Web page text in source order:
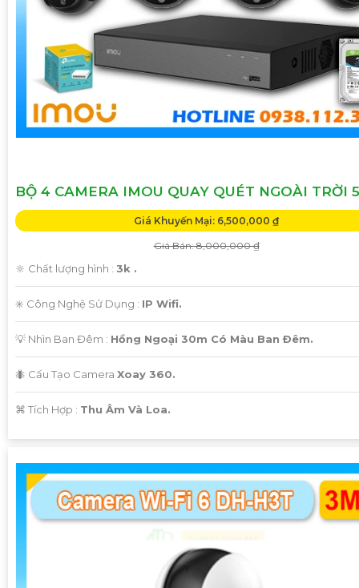
BỘ 4 CAMERA IMOU QUAY QUÉT NGOÀI TRỜI
Giá Khuyến Mại: 6,500,000 ₫
Giá Bán: 8,000,000 ₫
🔆 Chất lượng hình : 3k .
✳️ Công Nghệ Sử Dụng : IP Wifi.
💡 Nhìn Ban Đêm : Hồng Ngoại 30m Có Màu Ban Ðêm.
🐜 Cấu Tạo Camera Xoay 360.
️⌘ Tích Hợp : Thu Âm Và Loa.